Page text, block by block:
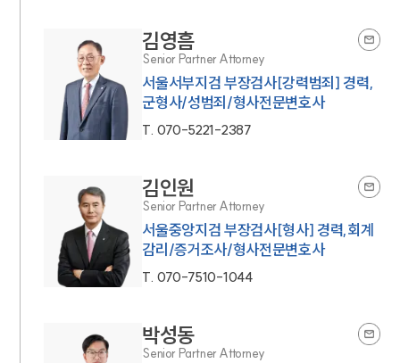
김영흠
Senior Partner Attorney
서울서부지검 부장검사[강력범죄] 경력,
군형사/성범죄/형사전문변호사
T. 070-5221-2387
김인원
Senior Partner Attorney
서울중앙지검 부장검사[형사] 경력,회계
감리/증거조사/형사전문변호사
T. 070-7510-1044
박성동
Senior Partner Attorney